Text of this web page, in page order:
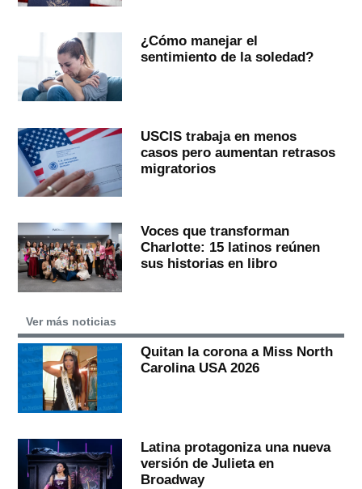
¿Cómo manejar el
sentimiento de la soledad?
USCIS trabaja en menos
casos pero aumentan retrasos
migratorios
Voces que transforman
Charlotte: 15 latinos reúnen
sus historias en libro
Ver más noticias
Quitan la corona a Miss North
Carolina USA 2026
Latina protagoniza una nueva
versión de Julieta en
Broadway